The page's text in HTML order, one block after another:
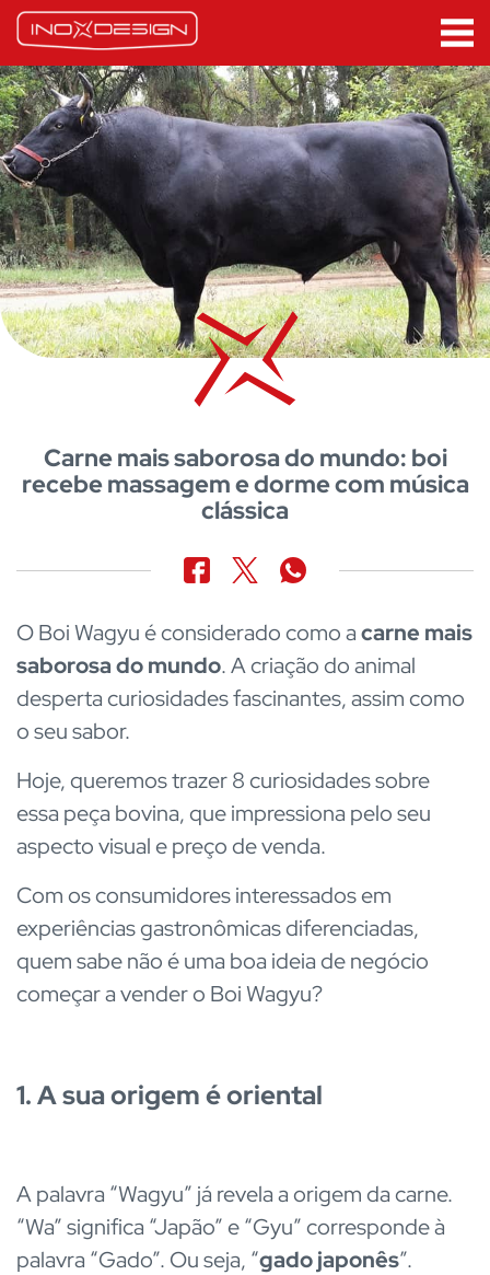
Carne mais saborosa do mundo: boi
recebe massagem e dorme com música
clássica
O Boi Wagyu é considerado como acarne mais
saborosa do mundo. A criação do animal
desperta curiosidades fascinantes, assim como
o seu sabor.
Hoje, queremos trazer 8 curiosidades sobre
essa peça bovina, que impressiona pelo seu
aspecto visual e preço de venda.
Com os consumidores interessados em
experiências gastronômicas diferenciadas,
quem sabe não é uma boa ideia de negócio
começar a vender o Boi Wagyu?
1. A sua origem é oriental
A palavra “Wagyu” já revela a origem da carne.
“Wa” significa “Japão” e “Gyu” corresponde à
palavra “Gado”. Ou seja, “gado japonês”.